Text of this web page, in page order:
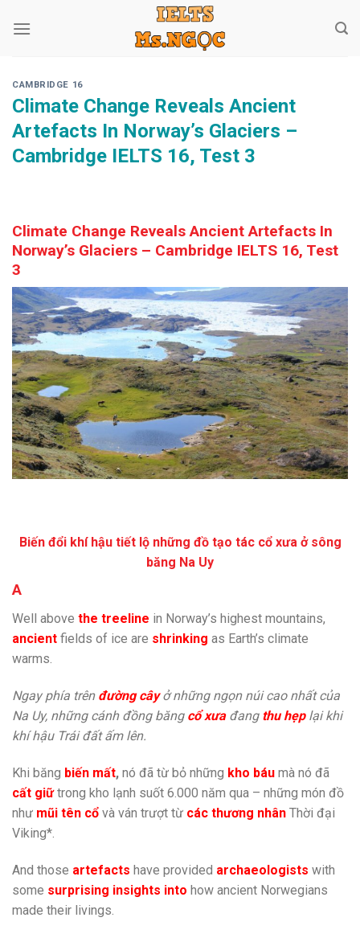
CAMBRIDGE 16
Climate Change Reveals Ancient
Artefacts In Norway’s Glaciers –
Cambridge IELTS 16, Test 3
Climate Change Reveals Ancient Artefacts In
Norway’s Glaciers – Cambridge IELTS 16, Test
3
Biến đổi khí hậu tiết lộ những đồ tạo tác cổ xưa ở sông
băng Na Uy
A
Well above the treeline in Norway’s highest mountains,
ancient fields of ice are shrinking as Earth’s climate
warms.
Ngay phía trên đường câyở những ngọn núi cao nhất của
Na Uy, những cánh đồng băng cổ xưađang thu hẹp lại khi
khí hậu Trái đất ấm lên.
Khi băng biến mất, nó đã từ bỏ những kho báu mà nó đã
cất giữtrong kho lạnh suốt 6.000 năm qua – những món đồ
như mũi tên cổ và ván trượt từ các thương nhân Thời đại
Viking*.
And those artefacts have provided archaeologists with
some surprising insights into how ancient Norwegians
made their livings.